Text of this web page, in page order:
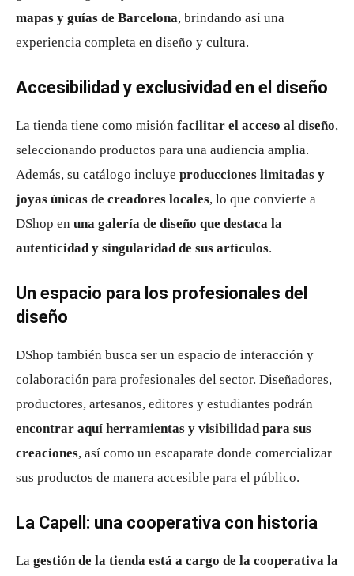
mapas y guías de Barcelona, brindando así una
experiencia completa en diseño y cultura.
Accesibilidad y exclusividad en el diseño
La tienda tiene como misión facilitar el acceso al diseño,
seleccionando productos para una audiencia amplia.
Además, su catálogo incluye producciones limitadas y
joyas únicas de creadores locales, lo que convierte a
DShop en una galería de diseño que destaca la
autenticidad y singularidad de sus artículos.
Un espacio para los profesionales del
diseño
DShop también busca ser un espacio de interacción y
colaboración para profesionales del sector. Diseñadores,
productores, artesanos, editores y estudiantes podrán
encontrar aquí herramientas y visibilidad para sus
creaciones, así como un escaparate donde comercializar
sus productos de manera accesible para el público.
La Capell: una cooperativa con historia
La gestión de la tienda está a cargo de la cooperativa la